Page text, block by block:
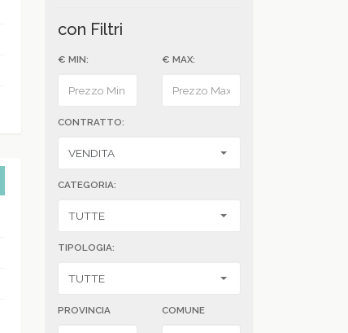
con Filtri
€ MIN: € MAX:
CONTRATTO:
CATEGORIA:
TIPOLOGIA:
PROVINCIA COMUNE